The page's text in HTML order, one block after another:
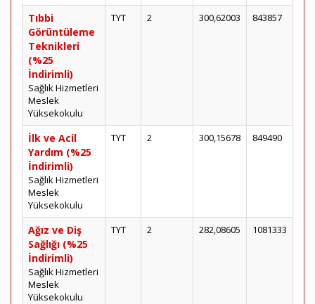
Tıbbi
Görüntüleme
Teknikleri
(%25
İndirimli)
Sağlık Hizmetleri
Meslek
Yüksekokulu
TYT 2 300,62003 843857
İlk ve Acil
Yardım (%25
İndirimli)
Sağlık Hizmetleri
Meslek
Yüksekokulu
TYT 2 300,15678 849490
Ağız ve Diş
Sağlığı (%25
İndirimli)
Sağlık Hizmetleri
Meslek
Yüksekokulu
TYT 2 282,08605 1081333